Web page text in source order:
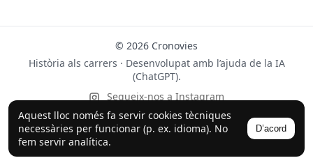
Aquest lloc només fa servir cookies tècniques
necessàries per funcionar (p. ex. idioma). No
fem servir analítica.
D’acord
© 2026 Cronovies
Història als carrers · Desenvolupat amb l’ajuda de la IA
(ChatGPT).
Segueix-nos a Instagram